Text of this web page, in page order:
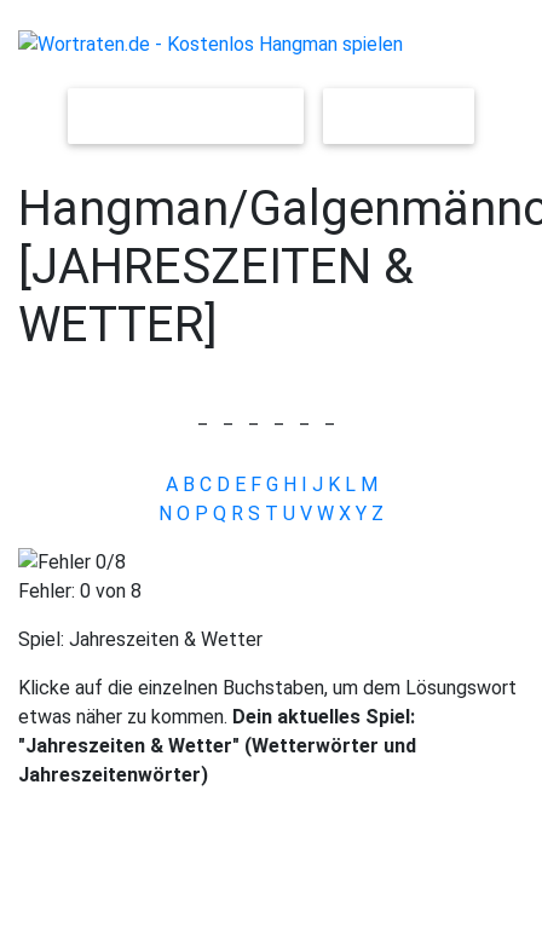
Hangman/
[JAHRESZEITEN &
WETTER]
A B C D E F G H I J K L M
N O P Q R S T U V W X Y Z
Fehler: 0 von 8
Spiel: Jahreszeiten & Wetter
Klicke auf die einzelnen Buchstaben, um dem Lösungswort
etwas näher zu kommen. Dein aktuelles Spiel:
"Jahreszeiten & Wetter" (Wetterwörter und
Jahreszeitenwörter)